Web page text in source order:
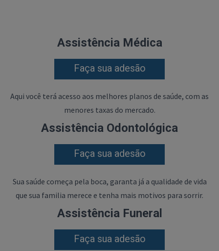
Assistência Médica
Faça sua adesão
Aqui você terá acesso aos melhores planos de saúde, com as
menores taxas do mercado.
Assistência Odontológica
Faça sua adesão
Sua saúde começa pela boca, garanta já a qualidade de vida
que sua familia merece e tenha mais motivos para sorrir.
Assistência Funeral
Faça sua adesão